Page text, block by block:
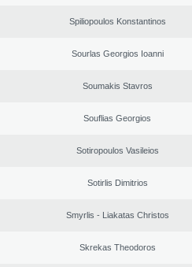
Spiliopoulos Konstantinos
Sourlas Georgios Ioanni
Soumakis Stavros
Souflias Georgios
Sotiropoulos Vasileios
Sotirlis Dimitrios
Smyrlis - Liakatas Christos
Skrekas Theodoros